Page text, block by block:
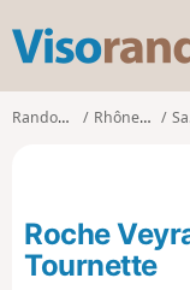
Randonnées Rhône-Alpes Savoie
Roche
Tournette